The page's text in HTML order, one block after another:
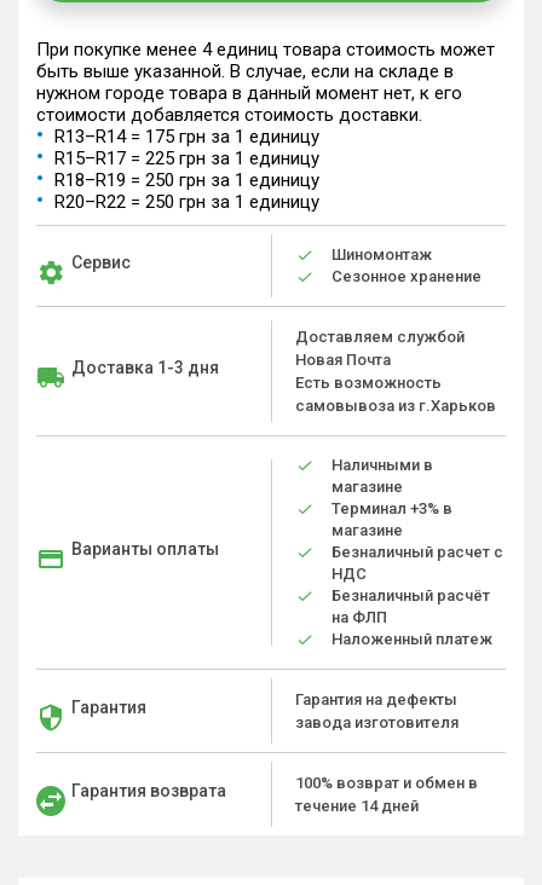
При покупке менее 4 единиц товара стоимость может
быть выше указанной. В случае, если на складе в
нужном городе товара в данный момент нет, к его
стоимости добавляется стоимость доставки.
R13–R14 = 175 грн за 1 единицу
R15–R17 = 225 грн за 1 единицу
R18–R19 = 250 грн за 1 единицу
R20–R22 = 250 грн за 1 единицу
Сервис
Шиномонтаж
Сезонное хранение
Доставка 1-3 дня
Доставляем службой
Новая Почта
Есть возможность
самовывоза из г.Харьков
Варианты оплаты
Наличными в
магазине
Терминал +3% в
магазине
Безналичный расчет с
НДС
Безналичный расчёт
на ФЛП
Наложенный платеж
Гарантия
Гарантия на дефекты
завода изготовителя
Гарантия возврата
100% возврат и обмен в
течение 14 дней